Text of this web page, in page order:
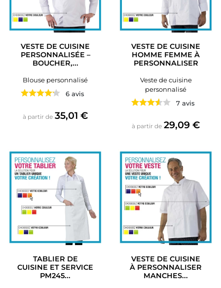
VESTE DE CUISINE
PERSONNALISÉE –
BOUCHER,...
Blouse personnalisé
6 avis
à partir de Prix
35,01 €
VESTE DE CUISINE
HOMME FEMME À
PERSONNALISER
Veste de cuisine
personnalisé
7 avis
à partir de Prix
29,09 €
TABLIER DE
CUISINE ET SERVICE
PM245...
VESTE DE CUISINE
À PERSONNALISER
MANCHES...